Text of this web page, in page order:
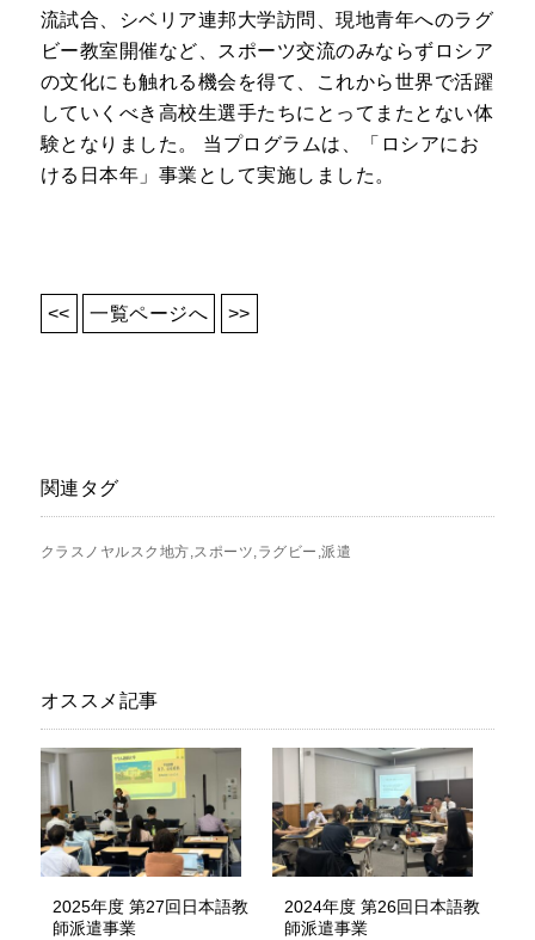
流試合、シベリア連邦大学訪問、現地青年へのラグ
ビー教室開催など、スポーツ交流のみならずロシア
の文化にも触れる機会を得て、これから世界で活躍
していくべき高校生選手たちにとってまたとない体
験となりました。 当プログラムは、「ロシアにお
ける日本年」事業として実施しました。
<< 一覧ページへ >>
関連タグ
クラスノヤルスク地方 スポーツ ラグビー 派遣
オススメ記事
2025年度 第27回日本語教
師派遣事業
2024年度 第26回日本語教
師派遣事業